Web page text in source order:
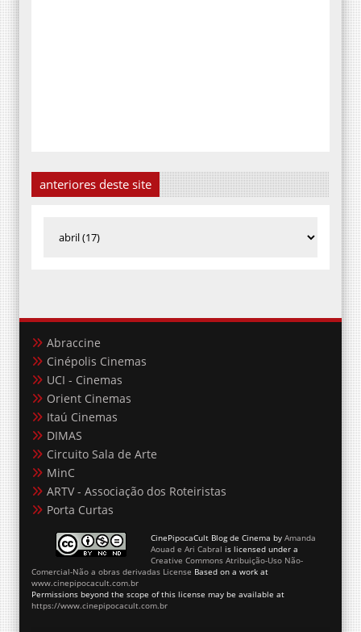
anteriores deste site
Abraccine
Cinépolis Cinemas
UCI - Cinemas
Orient Cinemas
Itaú Cinemas
DIMAS
Circuito Sala de Arte
MinC
ARTV - Associação dos Roteiristas
Porta Curtas
CinePipocaCult Blog de Cinema by Amanda
Aouad e Ari Cabral is licensed under a
Creative Commons Atribuição-Uso Não-
Comercial-Não a obras derivadas License Based on a work at
www.cinepipocacult.com.br
Permissions beyond the scope of this license may be available at
https://www.cinepipocacult.com.br